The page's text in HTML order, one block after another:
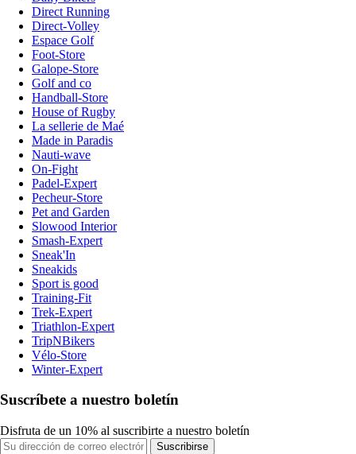
Direct Running
Direct-Volley
Espace Golf
Foot-Store
Galope-Store
Golf and co
Handball-Store
House of Rugby
La sellerie de Maé
Made in Paradis
Nauti-wave
On-Fight
Padel-Expert
Pecheur-Store
Pet and Garden
Slowood Interior
Smash-Expert
Sneak'In
Sneakids
Sport is good
Training-Fit
Trek-Expert
Triathlon-Expert
TripNBikers
Vélo-Store
Winter-Expert
Suscríbete a nuestro boletín
Disfruta de un 10% al suscribirte a nuestro boletín
Suscribirse